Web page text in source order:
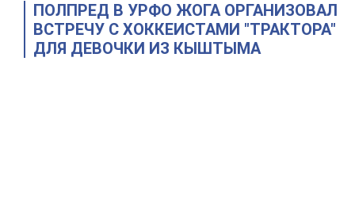
ПОЛПРЕД В УРФО ЖОГА ОРГАНИЗОВАЛ
ВСТРЕЧУ С ХОККЕИСТАМИ "ТРАКТОРА"
ДЛЯ ДЕВОЧКИ ИЗ КЫШТЫМА